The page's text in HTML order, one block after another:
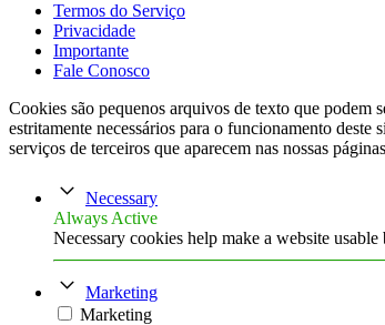
Termos do Serviço
Privacidade
Importante
Fale Conosco
Cookies são pequenos arquivos de texto que podem
estritamente necessários para o funcionamento
serviços de terceiros que aparecem nas nossas
Necessary
Always Active
Necessary cookies help make a website
Marketing
Marketing